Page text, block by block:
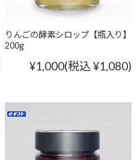
りんごの酵素シロップ【瓶入り】
200g
¥1,000(税込 ¥1,080)